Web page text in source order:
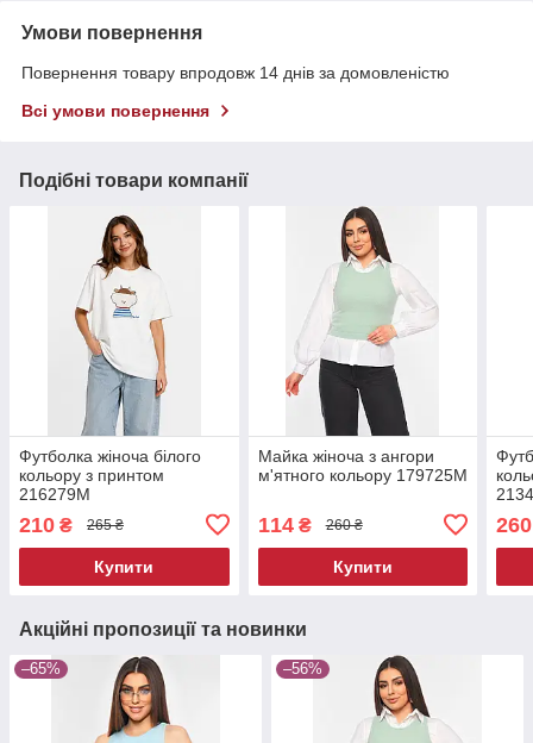
Умови повернення
Повернення товару впродовж 14 днів за домовленістю
Всі умови повернення
Подібні товари компанії
Футболка жіноча білого
кольору з принтом
216279M
210 ₴ 265 ₴
Купити
Майка жіноча з ангори
м'ятного кольору 179725M
114₴ 260 ₴
Купити
260
Акційні пропозиції та новинки
–65% –56%